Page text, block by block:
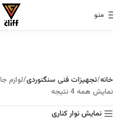
منو
خانه تجهیزات فنی سنگنوردی لوازم
نمایش همه 4 نتیجه
نمایش نوار کناری